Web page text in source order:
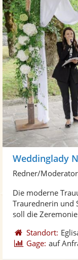
Weddinglady
Redner/
Die moderne
Traurednerin und
soll die
Standort:
Gage: auf